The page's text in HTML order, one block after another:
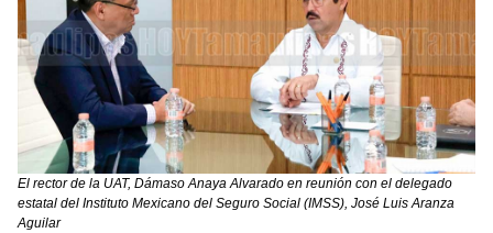
El rector de la UAT, Dámaso Anaya Alvarado en reunión con el delegado
estatal del Instituto Mexicano del Seguro Social (IMSS), José Luis Aranza
Aguilar